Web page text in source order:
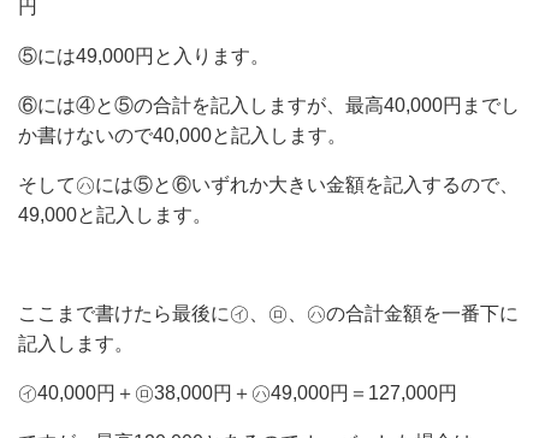
円
⑤には49,000円と入ります。
⑥には④と⑤の合計を記入しますが、最高40,000円までし
か書けないので40,000と記入します。
そして㋩には⑤と⑥いずれか大きい金額を記入するので、
49,000と記入します。
ここまで書けたら最後に㋑、㋺、㋩の合計金額を一番下に
記入します。
㋑40,000円＋㋺38,000円＋㋩49,000円＝127,000円